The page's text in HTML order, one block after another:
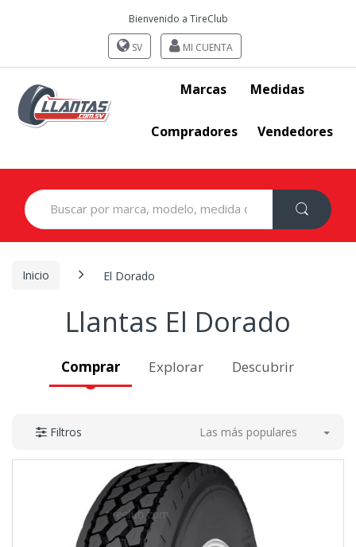
Bienvenido a TireClub
SV MI CUENTA
Marcas Medidas
Compradores Vendedores
Search
for:
Inicio El Dorado
Llantas El Dorado
Comprar Explorar Descubrir
Filtros Las más populares